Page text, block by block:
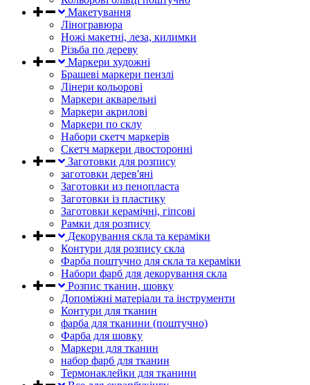
Макетування
Ліногравюра
Ножі макетні, леза, килимки
Різьба по дереву
Маркери художні
Брашеві маркери пензлі
Лінери кольорові
Маркери акварельні
Маркери акрилові
Маркери по склу
Набори скетч маркерів
Скетч маркери двосторонні
Заготовки для розпису
заготовки дерев'яні
Заготовки из пенопласта
Заготовки із пластику
Заготовки керамічні, гіпсові
Рамки для розпису
Декорування скла та кераміки
Контури для розпису скла
Фарба поштучно для скла та кераміки
Набори фарб для декорування скла
Розпис тканин, шовку
Допоміжні матеріали та інструменти
Контури для тканин
фарба для тканини (поштучно)
Фарба для шовку
Маркери для тканин
набор фарб для тканин
Термонаклейки для тканини